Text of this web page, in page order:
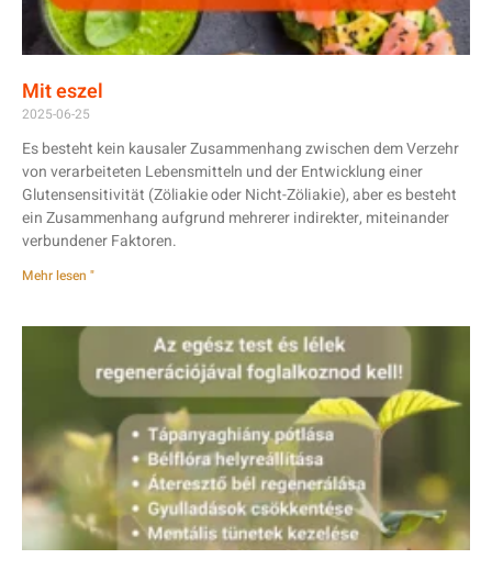
Mit eszel
2025-06-25
Es besteht kein kausaler Zusammenhang zwischen dem Verzehr
von verarbeiteten Lebensmitteln und der Entwicklung einer
Glutensensitivität (Zöliakie oder Nicht-Zöliakie), aber es besteht
ein Zusammenhang aufgrund mehrerer indirekter, miteinander
verbundener Faktoren.
Mehr lesen "